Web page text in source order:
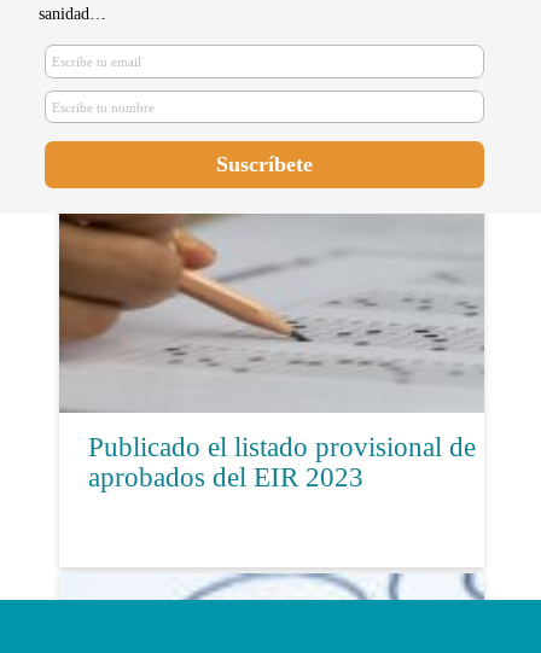
¿Qué es el EIR?
Publicado el listado provisional de
aprobados del EIR 2023
sanidad…